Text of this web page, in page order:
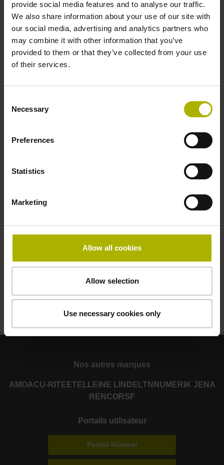
provide social media features and to analyse our traffic.
We also share information about your use of our site with
our social media, advertising and analytics partners who
may combine it with other information that you’ve
provided to them or that they’ve collected from your use
of their services.
Selection
Necessary
Preferences
Statistics
Marketing
Allow all cookies
Allow selection
Use necessary cookies only
Réduisez le câblage avec EnDat 3, la nouvelle
génération d'interfaces pour systèmes de mesure.
Profitez également d'options de diagnostic
complètes pour plus de sécurité et de fiabilité de vos
installations et systèmes.
NUMERIK JENA, les systèmes de mesure angulaire
et linéaire modulaires de RSF ou les solutions à
dans vos applications hautement spécialisées.
Accéder directement à l'événement numérique
+33 1 41 14 30 00
Accéder directement à l'événement numérique
Nos autres marques
AMOACU-RITE ETEL LEINE LINDE LTN NUMERIK JENA
RENCORSF
Portails utilisateur
Portail Klartext